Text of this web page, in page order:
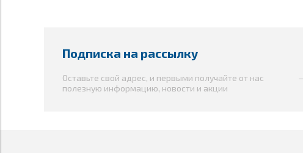
Подписка на рассылку
Оставьте свой адрес, и первыми получайте от нас
полезную информацию, новости и акции